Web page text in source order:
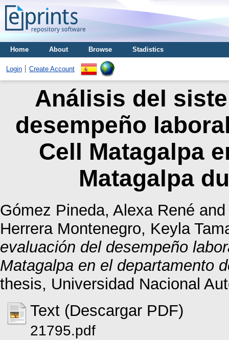
Home About Browse Stadistics
Login Create Account
Análisis del
desempeño
Cell Matagalpa
Matagalpa
Gómez Pineda, Alexa René
Herrera Montenegro, Keyla
evaluación del desempeño
Matagalpa en el departamento
thesis, Universidad Nacional
Text (Descargar PDF)
21795.pdf